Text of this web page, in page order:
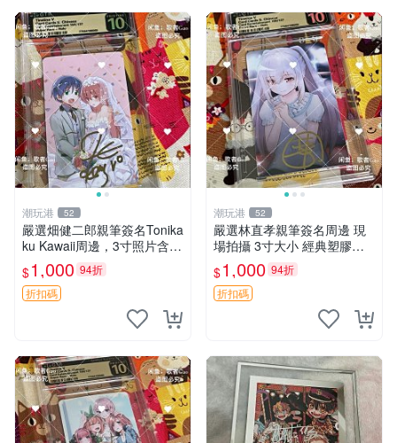
潮玩港 52
嚴選畑健二郎親筆簽名Tonika
ku Kawaii周邊，3寸照片含原
裝卡匣。收藏家直供，保真可
靠。 Tonikaku Kawaii 畑健二
郎 親筆簽名周
$1,000 94折
折扣碼
潮玩港 52
嚴選林直孝親筆簽名周邊 現
場拍攝 3寸大小 經典塑膠記
憶周邊收藏推薦 塑料記憶 時
代典藏 筆跡限量
$1,000 94折
折扣碼